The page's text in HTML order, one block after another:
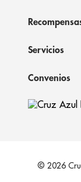
Servicios
Convenios
© 2026